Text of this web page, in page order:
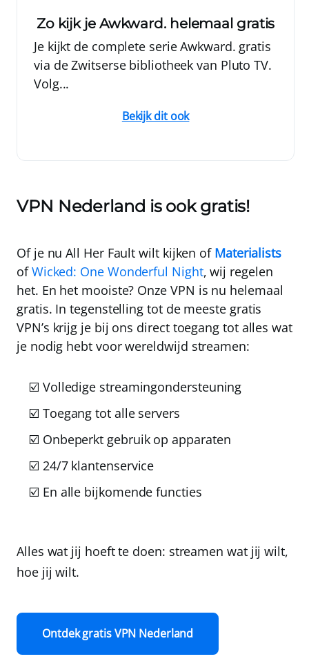
Zo kijk je Awkward. helemaal gratis
Je kijkt de complete serie Awkward. gratis
via de Zwitserse bibliotheek van Pluto TV.
Volg...
Bekijk dit ook
VPN Nederland is ook gratis!
Of je nu All Her Fault wilt kijken of Materialists
ofWicked: One Wonderful Night, wij regelen
het. En het mooiste? Onze VPN is nu helemaal
gratis. In tegenstelling tot de meeste gratis
VPN’s krijg je bij ons direct toegang tot alles wat
je nodig hebt voor wereldwijd streamen:
☑️ Volledige streamingondersteuning
☑️ Toegang tot alle servers
☑️ Onbeperkt gebruik op apparaten
☑️ 24/7 klantenservice
☑️ En alle bijkomende functies
Alles wat jij hoeft te doen: streamen wat jij wilt,
hoe jij wilt.
Ontdek gratis VPN Nederland